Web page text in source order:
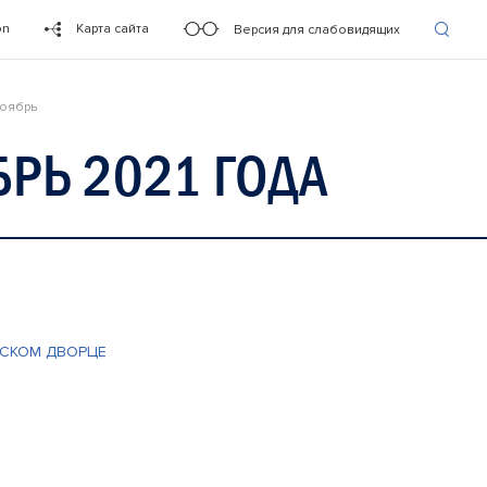
Карта сайта Версия для слабовидящих
2021 ГОДА
ДВОРЦЕ